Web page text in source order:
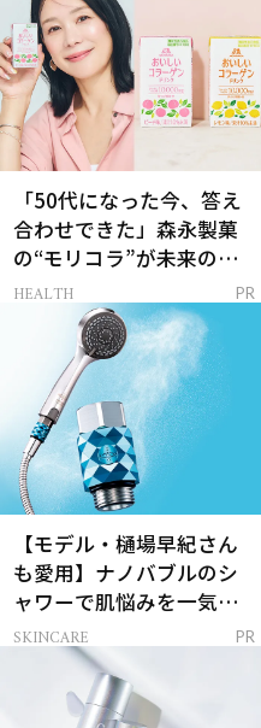
「50代になった今、答え
合わせできた」森永製菓
の“モリコラ”が未来のキ
レイを連れてくる！
HEALTH PR
【モデル・樋場早紀さん
も愛用】ナノバブルのシ
ャワーで肌悩みを一気に
解決
SKINCARE PR